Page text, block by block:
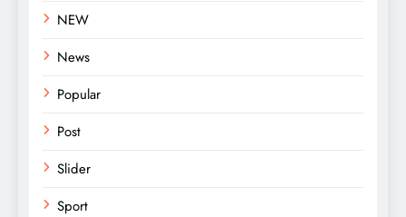
NEW
News
Popular
Post
Slider
Sport